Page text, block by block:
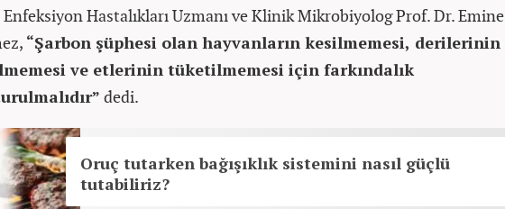
Hastalıkları Uzmanı ve Klinik Mikrobiyolog Prof. Dr. Emine
“Şarbon şüphesi olan hayvanların kesilmemesi, derilerinin
ve etlerinin tüketilmemesi için farkındalık
dedi.
Oruç tutarken bağışıklık sistemini nasıl güçlü
tutabiliriz?